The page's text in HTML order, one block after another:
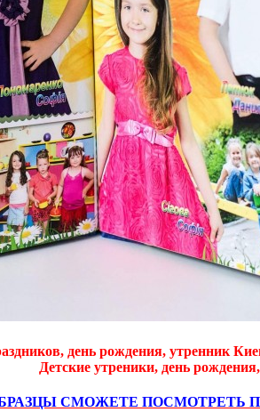
день рождения, утренник
Детские утреники, день
СМОЖЕТЕ ПОСМОТРЕТЬ